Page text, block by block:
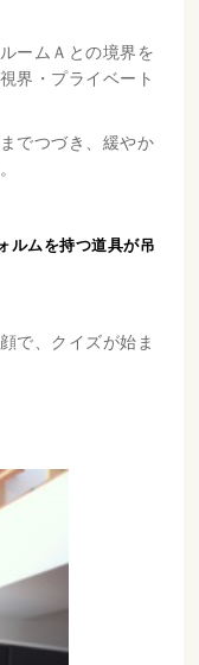
ームＡとの境界を
界・プライベート
でつづき、緩やか
ルムを持つ道具が吊
で、クイズが始ま